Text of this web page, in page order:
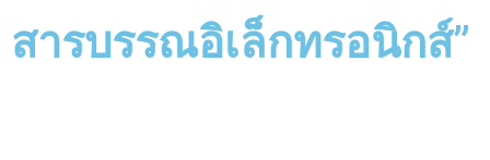
สารบรรณอิเล็กทรอนิกส์”